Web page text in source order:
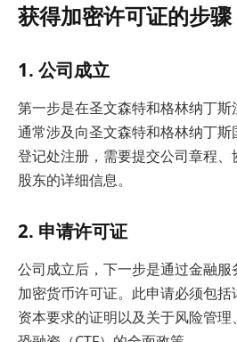
获得加密许可证的步骤
1. 公司成立
第一步是在圣文森特和格林纳丁
通常涉及向圣文森特和格林纳丁斯
登记处注册，需要提交公司章程
股东的详细信息。
2. 申请许可证
公司成立后，下一步是通过金融服
加密货币许可证。此申请必须包
资本要求的证明以及关于风险管